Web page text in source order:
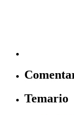
Temario